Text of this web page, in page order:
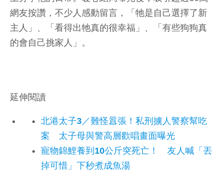
網友按讚，不少人感動留言，「牠是自己選擇了新
主人」、「看得出牠真的很幸福」、「有些狗狗真
的會自己挑家人」。
延伸閱讀
北港太子3／難怪囂張！私刑擄人警察幫吃
案 太子母與警高層歡唱畫面曝光
寵物錦鯉養到10公斤突死亡！ 友人喊「丟
掉可惜」下秒煮成魚湯